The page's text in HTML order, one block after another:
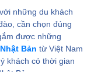
những du khách
cần chọn đúng
được những
Bản từ Việt Nam
khách có thời gian